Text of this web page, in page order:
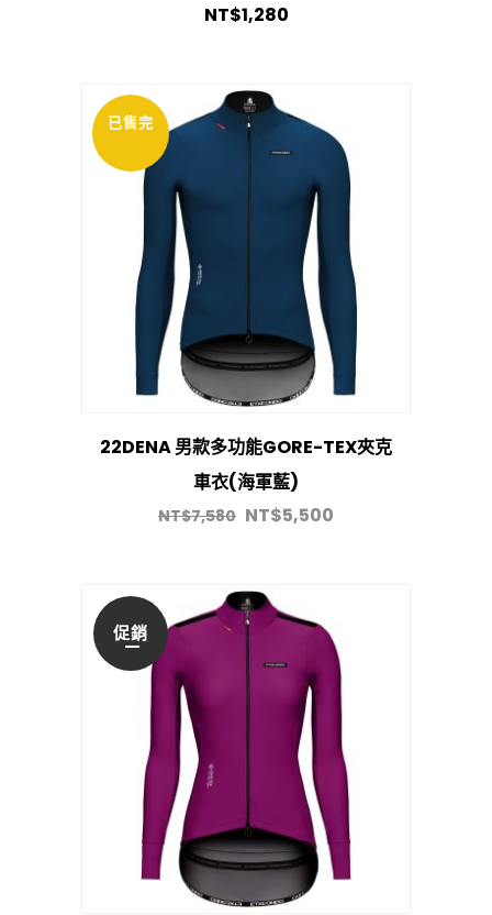
NT$1,280
促銷
已售完
22DENA 男款多功能GORE-TEX夾克
車衣(海軍藍)
NT$7,580 NT$5,500
促銷